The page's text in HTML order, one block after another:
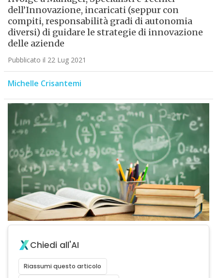
dell’Innovazione, incaricati (seppur con
compiti, responsabilità gradi di autonomia
diversi) di guidare le strategie di innovazione
delle aziende
Pubblicato il 22 Lug 2021
Michelle Crisantemi
Chiedi all'AI
Riassumi questo articolo